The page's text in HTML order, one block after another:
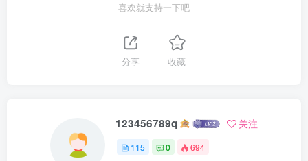
喜欢就支持一下吧
分享 收藏
123456789q 关注
115 0 694